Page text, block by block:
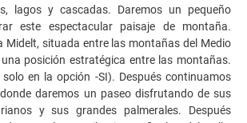
lagos y cascadas. Daremos un pequeño
este espectacular paisaje de montaña.
Midelt, situada entre las montañas del Medio
posición estratégica entre las montañas.
en la opción -SI). Después continuamos
daremos un paseo disfrutando de sus
y sus grandes palmerales. Después